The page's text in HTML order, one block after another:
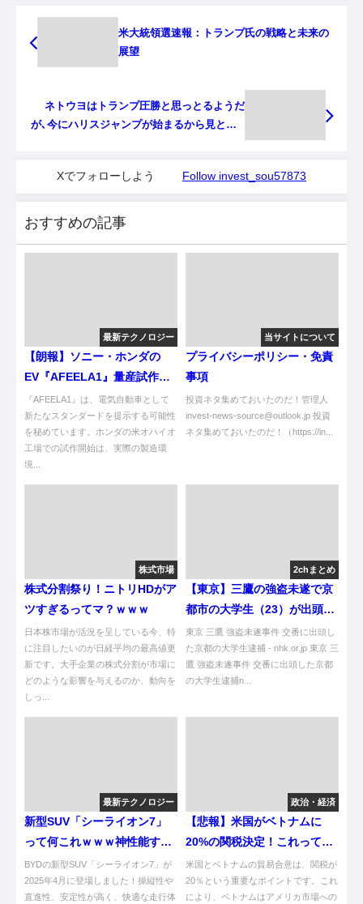
米大統領選速報：トランプ氏の戦略と未来の
展望
ネトウヨはトランプ圧勝と思っとるようだ
が､今にハリスジャンプが始まるから見とけw
Xでフォローしよう Follow invest_sou57873
おすすめの記事
最新テクノロジー
【朗報】ソニー・ホンダの
EV『AFEELA1』量産試作始
まった！ま？
『AFEELA1』は、電気自動車として
新たなスタンダードを提示する可能性
を秘めています。ホンダの米オハイオ
工場での試作開始は、実際の製造環
境...
当サイトについて
プライバシーポリシー・免責
事項
投資ネタ集めておいたのだ！管理人
invest-news-source@outlook.jp 投資
ネタ集めておいたのだ！（https://in...
株式市場
株式分割祭り！ニトリHDがア
ツすぎるってマ？ｗｗｗ
日本株市場が活況を呈している今、特
に注目したいのが日経平均の最高値更
新です。大手企業の株式分割が市場に
どのような影響を与えるのか、動向を
しっ...
2chまとめ
【東京】三鷹の強盗未遂で京
都市の大学生（23）が出頭
「ホワイト案件」検索、「逃
げたら殺す」と脅される ★2
[ぐれ★]
東京 三鷹 強盗未遂事件 交番に出頭し
た京都の大学生逮捕 - nhk.or.jp 東京 三
鷹 強盗未遂事件 交番に出頭した京都
の大学生逮捕n...
最新テクノロジー
新型SUV「シーライオン7」
って何これｗｗｗ神性能すぎ
ない？
BYDの新型SUV「シーライオン7」が
2025年4月に登場しました！操縦性や
直進性、安定性が高く、快適な走行体
政治・経済
【悲報】米国がベトナムに
20%の関税決定！これってど
うなるんや？
米国とベトナムの貿易合意は、関税が
20％という重要なポイントです。これ
により、ベトナムはアメリカ市場への